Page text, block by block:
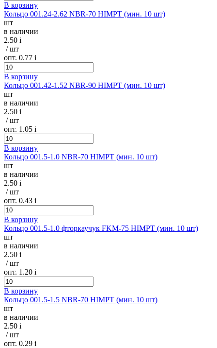
В корзину
Кольцо 001.24-2.62 NBR-70 HIMPT (мин. 10 шт)
шт
в наличии
2.50 i
/ шт
опт. 0.77 i
В корзину
Кольцо 001.42-1.52 NBR-90 HIMPT (мин. 10 шт)
шт
в наличии
2.50 i
/ шт
опт. 1.05 i
В корзину
Кольцо 001.5-1.0 NBR-70 HIMPT (мин. 10 шт)
шт
в наличии
2.50 i
/ шт
опт. 0.43 i
В корзину
Кольцо 001.5-1.0 фторкаучук FKM-75 HIMPT (мин. 10 шт)
шт
в наличии
2.50 i
/ шт
опт. 1.20 i
В корзину
Кольцо 001.5-1.5 NBR-70 HIMPT (мин. 10 шт)
шт
в наличии
2.50 i
/ шт
опт. 0.29 i